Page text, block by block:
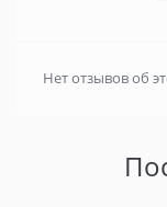
Нет отзывов об